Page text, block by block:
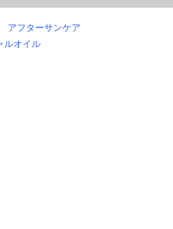
アフターサンケア
ルオイル